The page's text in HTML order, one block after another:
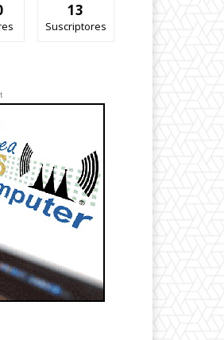
13
Suscriptores